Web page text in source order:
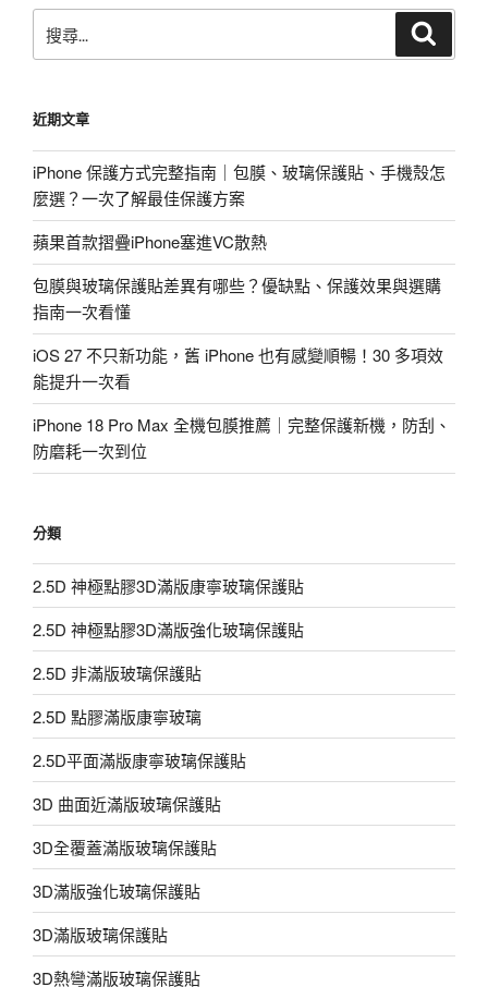
尋
字:
近期文章
iPhone 保護方式完整指南｜包膜、玻璃保護貼、手機殼怎
麼選？一次了解最佳保護方案
蘋果首款摺疊iPhone塞進VC散熱
包膜與玻璃保護貼差異有哪些？優缺點、保護效果與選購
指南一次看懂
iOS 27 不只新功能，舊 iPhone 也有感變順暢！30 多項效
能提升一次看
iPhone 18 Pro Max 全機包膜推薦｜完整保護新機，防刮、
防磨耗一次到位
分類
2.5D 神極點膠3D滿版康寧玻璃保護貼
2.5D 神極點膠3D滿版強化玻璃保護貼
2.5D 非滿版玻璃保護貼
2.5D 點膠滿版康寧玻璃
2.5D平面滿版康寧玻璃保護貼
3D 曲面近滿版玻璃保護貼
3D全覆蓋滿版玻璃保護貼
3D滿版強化玻璃保護貼
3D滿版玻璃保護貼
3D熱彎滿版玻璃保護貼